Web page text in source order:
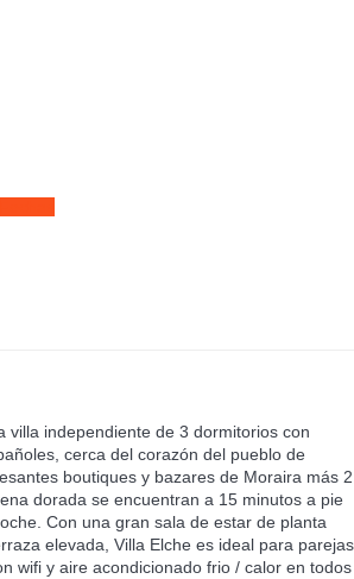
villa independiente de 3 dormitorios con
cerca del corazón del pueblo de
boutiques y bazares de Moraira más 2
dorada se encuentran a 15 minutos a pie
Con una gran sala de estar de planta
elevada, Villa Elche es ideal para parejas
wifi y aire acondicionado frio / calor en todos